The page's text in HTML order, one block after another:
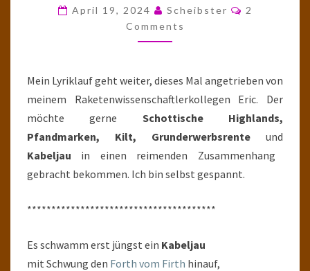
PFAND
April 19, 2024 Scheibster Comments
2
Comments
Mein Lyriklauf geht weiter, dieses Mal angetrieben von
meinem Raketenwissenschaftlerkollegen Eric. Der
möchte gerne Schottische Highlands,
Pfandmarken, Kilt, Grunderwerbsrente und
Kabeljau in einen reimenden Zusammenhang
gebracht bekommen. Ich bin selbst gespannt.
***************************************
Es schwamm erst jüngst ein Kabeljau
mit Schwung den Forth vom Firth hinauf,